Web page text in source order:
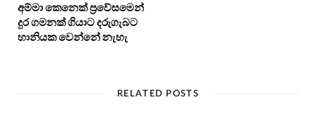
අම්මා කෙනෙක් ප්‍රවේසමෙන්
දුර ගමනක් ගියාට දරුගැබට
හානියක වෙන්නේ නැහැ
RELATED POSTS